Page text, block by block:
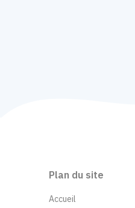
Plan du site
Accueil